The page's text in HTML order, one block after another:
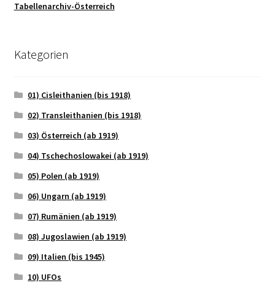
Tabellenarchiv-Österreich
Kategorien
01) Cisleithanien (bis 1918)
02) Transleithanien (bis 1918)
03) Österreich (ab 1919)
04) Tschechoslowakei (ab 1919)
05) Polen (ab 1919)
06) Ungarn (ab 1919)
07) Rumänien (ab 1919)
08) Jugoslawien (ab 1919)
09) Italien (bis 1945)
10) UFOs